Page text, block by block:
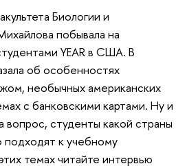
Биологии и
побывала на
YEAR в США. В
об особенностях
необычных американских
с банковскими картами. Ну и
вопрос, студенты какой страны
к учебному
темах читайте интервью